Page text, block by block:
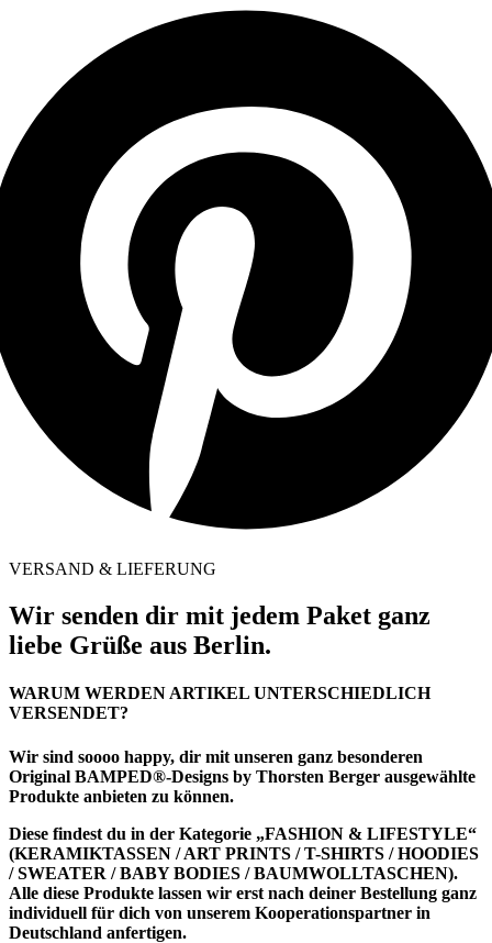
VERSAND & LIEFERUNG
Wir senden dir mit jedem Paket ganz
liebe Grüße aus Berlin.
WARUM WERDEN ARTIKEL UNTERSCHIEDLICH
VERSENDET?
Wir sind soooo happy, dir mit unseren ganz besonderen
Original BAMPED®-Designs by Thorsten Berger ausgewählte
Produkte anbieten zu können.
Diese findest du in der Kategorie „FASHION & LIFESTYLE“
(KERAMIKTASSEN / ART PRINTS / T-SHIRTS / HOODIES
/ SWEATER / BABY BODIES / BAUMWOLLTASCHEN).
Alle diese Produkte lassen wir erst nach deiner Bestellung ganz
individuell für dich von unserem Kooperationspartner in
Deutschland anfertigen.